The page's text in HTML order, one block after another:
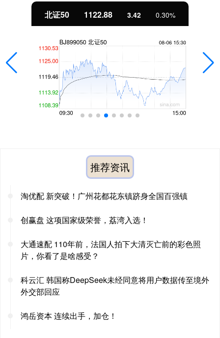
北证50 1122.88 3.42 0.30%
推荐资讯
淘优配 新突破！广州花都花东镇跻身全国百强镇
创赢盘 这项国家级荣誉，荔湾入选！
大通速配 110年前，法国人拍下大清灭亡前的彩色照
片，你看了是啥感受？
科云汇 韩国称DeepSeek未经同意将用户数据传至境外
外交部回应
鸿岳资本 连续出手，加仓！